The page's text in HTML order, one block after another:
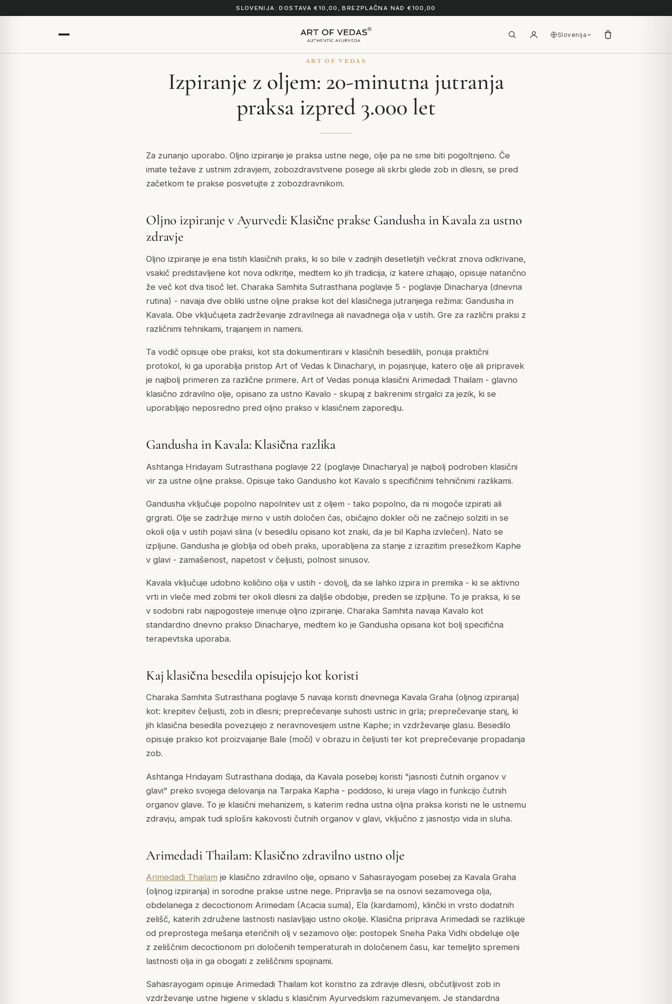
SLOVENIJA: DOSTAVA €10,00, BREZPLAČNA NAD €100,00
Slovenija
ART OF VEDAS
Izpiranje z oljem: 20-minutna jutranja
praksa izpred 3.000 let
Za zunanjo uporabo. Oljno izpiranje je praksa ustne nege, olje pa ne sme biti pogoltnjeno. Če
imate težave z ustnim zdravjem, zobozdravstvene posege ali skrbi glede zob in dlesni, se pred
začetkom te prakse posvetujte z zobozdravnikom.
Oljno izpiranje v Ayurvedi: Klasične prakse Gandusha in Kavala za ustno
zdravje
Oljno izpiranje je ena tistih klasičnih praks, ki so bile v zadnjih desetletjih večkrat znova odkrivane,
vsakič predstavljene kot nova odkritje, medtem ko jih tradicija, iz katere izhajajo, opisuje natančno
že več kot dva tisoč let. Charaka Samhita Sutrasthana poglavje 5 - poglavje Dinacharya (dnevna
rutina) - navaja dve obliki ustne oljne prakse kot del klasičnega jutranjega režima: Gandusha in
Kavala. Obe vključujeta zadrževanje zdravilnega ali navadnega olja v ustih. Gre za različni praksi z
različnimi tehnikami, trajanjem in nameni.
Ta vodič opisuje obe praksi, kot sta dokumentirani v klasičnih besedilih, ponuja praktični
protokol, ki ga uporablja pristop Art of Vedas k Dinacharyi, in pojasnjuje, katero olje ali pripravek
je najbolj primeren za različne primere. Art of Vedas ponuja klasični Arimedadi Thailam - glavno
klasično zdravilno olje, opisano za ustno Kavalo - skupaj z bakrenimi strgalci za jezik, ki se
uporabljajo neposredno pred oljno prakso v klasičnem zaporedju.
Gandusha in Kavala: Klasična razlika
Ashtanga Hridayam Sutrasthana poglavje 22 (poglavje Dinacharya) je najbolj podroben klasični
vir za ustne oljne prakse. Opisuje tako Gandusho kot Kavalo s specifičnimi tehničnimi razlikami.
Gandusha vključuje popolno napolnitev ust z oljem - tako popolno, da ni mogoče izpirati ali
grgrati. Olje se zadržuje mirno v ustih določen čas, običajno dokler oči ne začnejo solziti in se
okoli olja v ustih pojavi slina (v besedilu opisano kot znaki, da je bil Kapha izvlečen). Nato se
izpljune. Gandusha je globlja od obeh praks, uporabljena za stanje z izrazitim presežkom Kaphe
v glavi - zamašenost, napetost v čeljusti, polnost sinusov.
Kavala vključuje udobno količino olja v ustih - dovolj, da se lahko izpira in premika - ki se aktivno
vrti in vleče med zobmi ter okoli dlesni za daljše obdobje, preden se izpljune. To je praksa, ki se
v sodobni rabi najpogosteje imenuje oljno izpiranje. Charaka Samhita navaja Kavalo kot
standardno dnevno prakso Dinacharye, medtem ko je Gandusha opisana kot bolj specifična
terapevtska uporaba.
Kaj klasična besedila opisujejo kot koristi
Charaka Samhita Sutrasthana poglavje 5 navaja koristi dnevnega Kavala Graha (oljnog izpiranja)
kot: krepitev čeljusti, zob in dlesni; preprečevanje suhosti ustnic in grla; preprečevanje stanj, ki
jih klasična besedila povezujejo z neravnovesjem ustne Kaphe; in vzdrževanje glasu. Besedilo
opisuje prakso kot proizvajanje Bale (moči) v obrazu in čeljusti ter kot preprečevanje propadanja
zob.
Ashtanga Hridayam Sutrasthana dodaja, da Kavala posebej koristi "jasnosti čutnih organov v
glavi" preko svojega delovanja na Tarpaka Kapha - poddoso, ki ureja vlago in funkcijo čutnih
organov glave. To je klasični mehanizem, s katerim redna ustna oljna praksa koristi ne le ustnemu
zdravju, ampak tudi splošni kakovosti čutnih organov v glavi, vključno z jasnostjo vida in sluha.
Arimedadi Thailam: Klasično zdravilno ustno olje
Arimedadi Thailam je klasično zdravilno olje, opisano v Sahasrayogam posebej za Kavala Graha
(oljnog izpiranja) in sorodne prakse ustne nege. Pripravlja se na osnovi sezamovega olja,
obdelanega z decoctionom Arimedam (Acacia suma), Ela (kardamom), klinčki in vrsto dodatnih
zelišč, katerih združene lastnosti naslavljajo ustno okolje. Klasična priprava Arimedadi se razlikuje
od preprostega mešanja eteričnih olj v sezamovo olje: postopek Sneha Paka Vidhi obdeluje olje
z zeliščnim decoctionom pri določenih temperaturah in določenem času, kar temeljito spremeni
lastnosti olja in ga obogati z zeliščnimi spojinami.
Sahasrayogam opisuje Arimedadi Thailam kot koristno za zdravje dlesni, občutljivost zob in
vzdrževanje ustne higiene v skladu s klasičnim Ayurvedskim razumevanjem. Je standardna